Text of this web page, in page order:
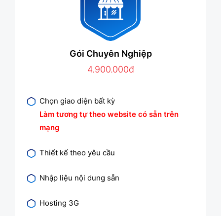
Gói Chuyên Nghiệp
4.900.000đ
Chọn giao diện bất kỳ
Làm tương tự theo website có sẵn trên
mạng
Thiết kế theo yêu cầu
Nhập liệu nội dung sẵn
Hosting 3G